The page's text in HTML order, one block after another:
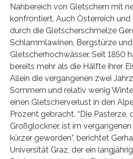
Nahbereich von Gletschern mit
konfrontiert. Auch Österreich
durch die Gletscherschmelze
Schlammlawinen, Bergstürze und
Gletscherhochwässer. Seit 1850
bereits mehr als die Hälfte ihrer
Allein die vergangenen zwei
Sommern und relativ wenig
einen Gletscherverlust in den
Prozent gebracht. “Die Pasterze,
Großglockner, ist im
kürzer geworden”, berichtet
Universität Graz, der ein